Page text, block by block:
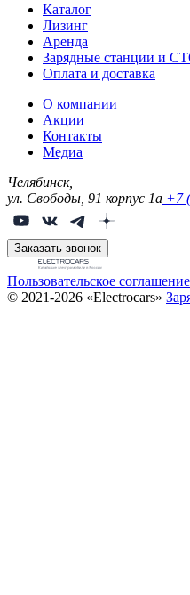
Каталог
Лизинг
Аренда
Зарядные станции и
Оплата и доставка
О компании
Акции
Контакты
Медиа
Челябинск,
ул. Свободы, 91 корпус 1а +7
Заказать звонок
Пользовательское соглашение
© 2021-2026 «Electrocars»